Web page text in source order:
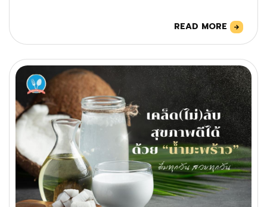
READ MORE